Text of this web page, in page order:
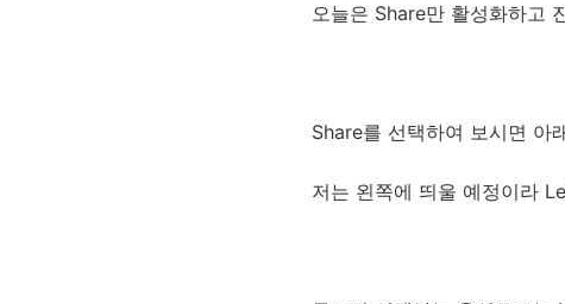
오늘은 Share만 활성화하고
Share를 선택하여 보시면 아
저는 왼쪽에 띄울 예정이라